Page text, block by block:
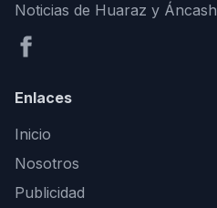
Noticias de Huaraz y Áncash
Enlaces
Inicio
Nosotros
Publicidad